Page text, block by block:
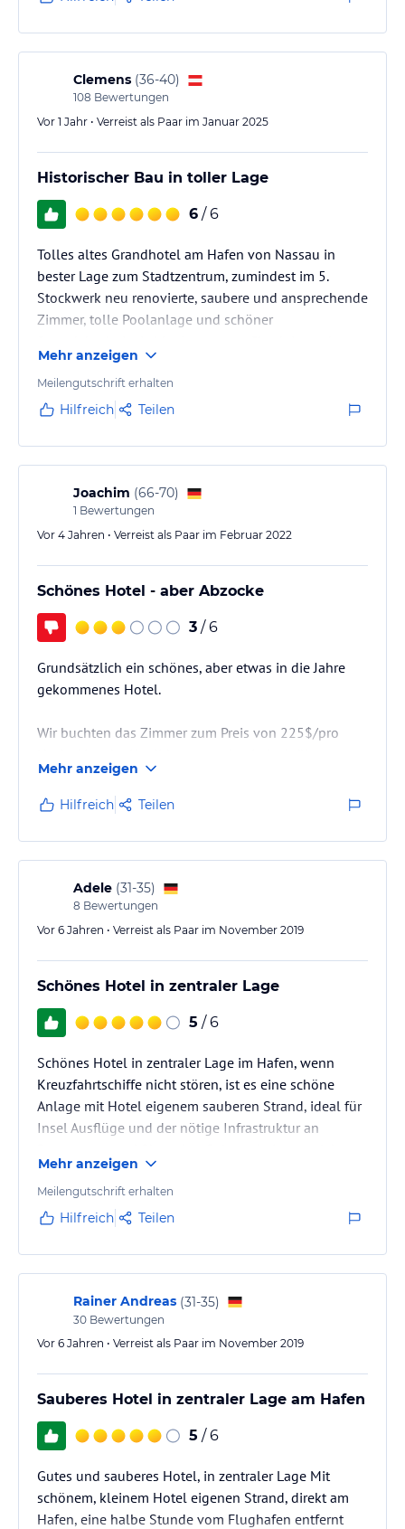
Clemens (36-40)
108 Bewertungen
Vor 1 Jahr • Verreist als Paar im Januar 2025
Historischer Bau in toller Lage
6 / 6
Tolles altes Grandhotel am Hafen von Nassau in
bester Lage zum Stadtzentrum, zumindest im 5.
Stockwerk neu renovierte, saubere und ansprechende
Zimmer, tolle Poolanlage und schöner
49,5USD Resort fee pro Nacht zu bezahlen, auch
wenn man eine Buchung inkl. aller Gebühren über
einen Reiseanbieter durchgeführt hat und
Mehr anzeigen
Meilengutschrift erhalten
Hilfreich Teilen
Joachim (66-70)
1 Bewertungen
Vor 4 Jahren • Verreist als Paar im Februar 2022
Schönes Hotel - aber Abzocke
3 / 6
Grundsätzlich ein schönes, aber etwas in die Jahre
gekommenes Hotel.
Wir buchten das Zimmer zum Preis von 225$/pro
1.000$ abgebucht! Auf unsere Nachfrage beim
Einchecken wurde uns erklärt, das seien Gebühren
(325$!) für Trinkgeld für Reinigungspersonal (! s.o.)
und Andere, außerdem Steuern usw.
Wir waren 3 Nächte in diesem Hotel. Pro Nacht
zahlten wir dann letztendlich mehr als 300 $
Zum Ausgleich für unsere Verärgerung bekamen wir
das Frühstück kostenlos (sonst…
Mehr anzeigen
Hilfreich Teilen
Adele (31-35)
8 Bewertungen
Vor 6 Jahren • Verreist als Paar im November 2019
Schönes Hotel in zentraler Lage
5 / 6
Schönes Hotel in zentraler Lage im Hafen, wenn
Kreuzfahrtschiffe nicht stören, ist es eine schöne
Anlage mit Hotel eigenem sauberen Strand, ideal für
Insel Ausflüge und der nötige Infrastruktur an
Fuß zu erreichen sind
Mehr anzeigen
Meilengutschrift erhalten
Hilfreich Teilen
Rainer Andreas (31-35)
30 Bewertungen
Vor 6 Jahren • Verreist als Paar im November 2019
Sauberes Hotel in zentraler Lage am Hafen
5 / 6
Gutes und sauberes Hotel, in zentraler Lage Mit
schönem, kleinem Hotel eigenen Strand, direkt am
Hafen, eine halbe Stunde vom Flughafen entfernt